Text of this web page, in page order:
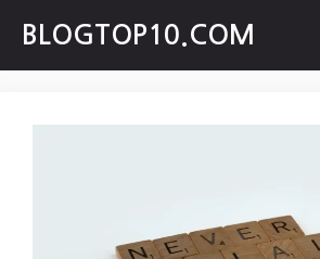
content
BLOGTOP10.COM